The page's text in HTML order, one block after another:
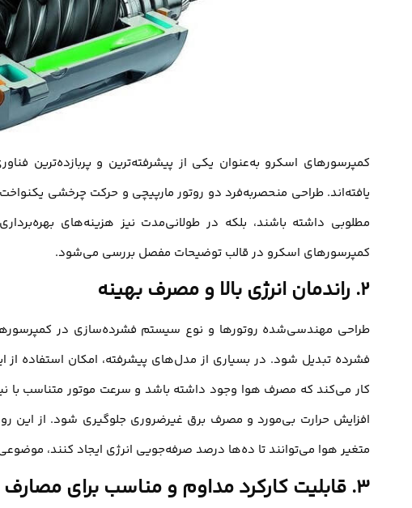
کمپرسورهای اسکرو به‌عنوان یکی از پیشرفته‌ترین و پربازده‌ترین
یافته‌اند. طراحی منحصربه‌فرد دو روتور مارپیچی و حرکت چرخشی
مطلوبی داشته باشند، بلکه در طولانی‌مدت نیز هزینه‌های
کمپرسورهای اسکرو در قالب توضیحات مفصل بررسی می‌شود.
۲. راندمان انرژی بالا و مصرف بهینه
طراحی مهندسی‌شده روتورها و نوع سیستم فشرده‌سازی در
کار می‌کند که مصرف هوا وجود داشته باشد و سرعت موتور متناسب با
افزایش حرارت بی‌مورد و مصرف برق غیرضروری جلوگیری شود. از این
متغیر هوا می‌توانند تا ده‌ها درصد صرفه‌جویی انرژی ایجاد کنند،
۳. قابلیت کارکرد مداوم و مناسب برای مصارف صنعتی سنگین